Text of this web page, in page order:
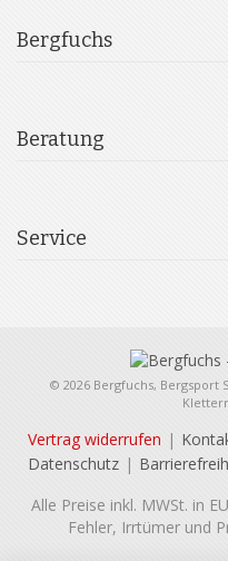
Bergfuchs
Beratung
Service
© 2026 Bergfuchs, Bergsport
Vertrag widerrufen
Datenschutz
Alle Preise inkl. MWSt. in
Fehler, Irrtümer und